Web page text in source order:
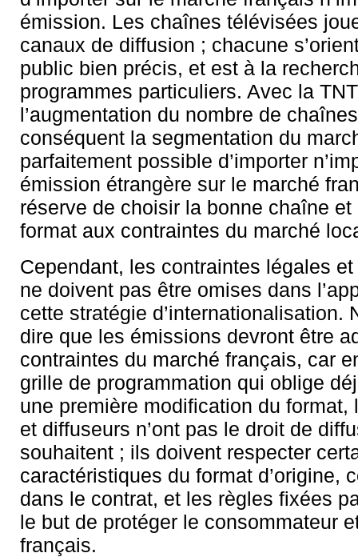
émission. Les chaînes télévisées
canaux de diffusion ; chacune
public bien précis, et est à la
programmes particuliers. Avec la
l’augmentation du nombre de
conséquent la segmentation du
parfaitement possible d’importer
émission étrangère sur le marché
réserve de choisir la bonne chaîne et
format aux contraintes du marché
Cependant, les contraintes légales
ne doivent pas être omises dans
cette stratégie d’internationalisation.
dire que les émissions devront être
contraintes du marché français, car
grille de programmation qui oblige
une première modification du format,
et diffuseurs n’ont pas le droit de
souhaitent ; ils doivent respecter
caractéristiques du format d’origine,
dans le contrat, et les règles fixées
le but de protéger le consommateur
français.